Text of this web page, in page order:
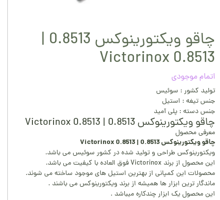
چاقو ویکتورینوکس 0.8513 |
Victorinox 0.8513
اتمام موجودی
تولید کشور : سوئیس
جنس تیغه : استیل
جنس دسته : پلی آمید
چاقو ویکتورینوکس 0.8513 | Victorinox 0.8513
معرفی محصول
چاقو ویکتورینوکس 0.8513 | Victorinox 0.8513
ویکتورینوکس طراحی و تولید شده در کشور سوئیس می باشد.
این محصول از برند Victorinox فوق العاده با کیفیت می باشد.
محصولات این کمپانی از بهترین استیل های موجود ساخته می شوند.
ماندگار ترین ابزار ها همیشه از برند ویکتورینوکس می باشند .
این محصول یک ابزار چندکاره میباشد .